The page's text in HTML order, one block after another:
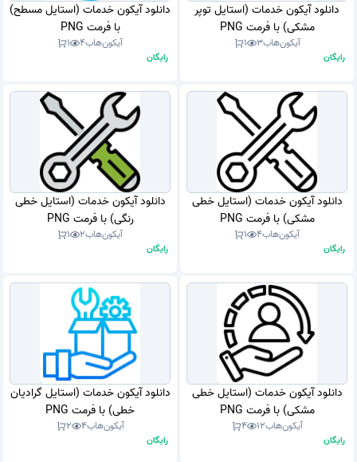
دانلود آیکون خدمات (استایل توپر
مشکی) با فرمت PNG
آیکون‌هاب3
1
رایگان
دانلود آیکون خدمات (استایل مسطح)
با فرمت PNG
آیکون‌هاب4
1
رایگان
دانلود آیکون خدمات (استایل خطی
مشکی) با فرمت PNG
آیکون‌هاب4
1
رایگان
دانلود آیکون خدمات (استایل خطی
رنگی) با فرمت PNG
آیکون‌هاب2
1
رایگان
دانلود آیکون خدمات (استایل خطی
مشکی) با فرمت PNG
آیکون‌هاب12
4
رایگان
دانلود آیکون خدمات (استایل گرادیان
خطی) با فرمت PNG
آیکون‌هاب4
2
رایگان